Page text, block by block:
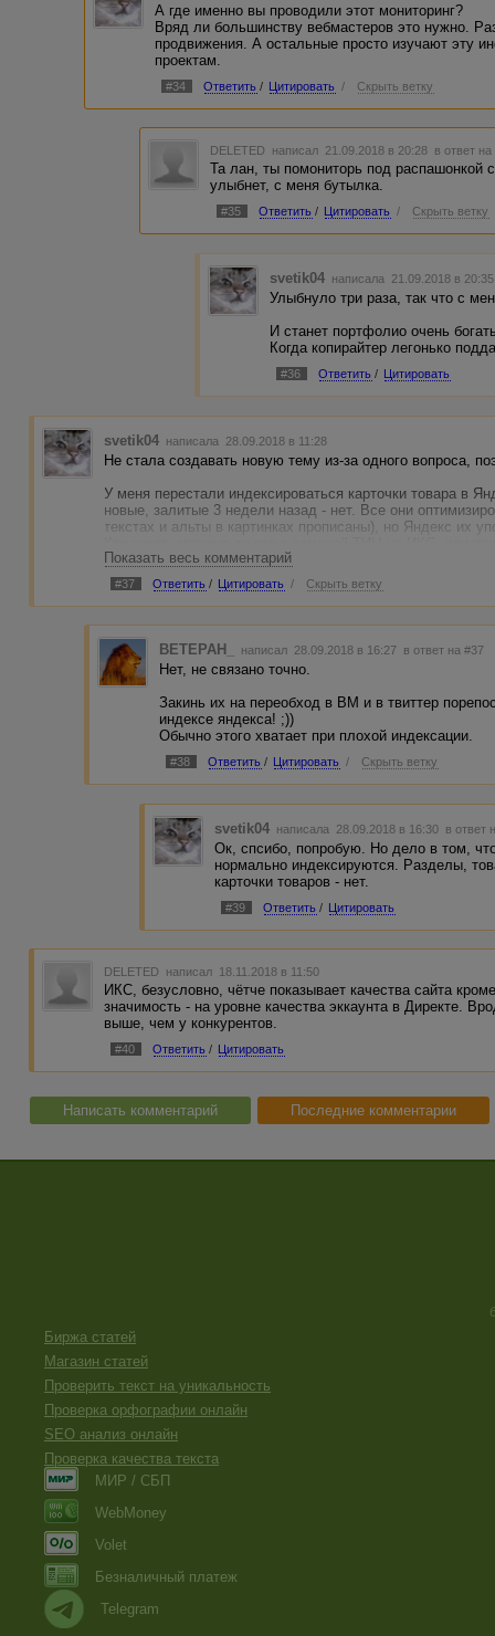
А где именно вы проводили этот мониторинг?
Вряд ли большинству вебмастеров это нужно.
продвижения. А остальные просто изучают эту
проектам.
#34 Ответить / Цитировать / Скрыть ветку
DELETED написал 21.09.2018 в 20:28 в ответ
Та лан, ты помониторь под распашонкой
улыбнет, с меня бутылка.
#35 Ответить / Цитировать / Скрыть ветку
svetik04 написала 21.09.2018 в
Улыбнуло три раза, так что с
И станет портфолио очень
Когда копирайтер легонько
#36 Ответить / Цитировать
svetik04 написала 28.09.2018 в 11:28
Не стала создавать новую тему из-за одного вопроса,
У меня перестали индексироваться карточки товара в
новые, залитые 3 недели назад - нет. Все они
текстах и альты в картинках прописаны), но Яндекс их
Показать весь комментарий
#37 Ответить / Цитировать / Скрыть ветку
BETEPAH_ написал 28.09.2018 в 16:27 в ответ на #37
Нет, не связано точно.
Закинь их на переобход в ВМ и в твиттер
индексе яндекса! ;))
Обычно этого хватает при плохой индексации.
#38 Ответить / Цитировать / Скрыть ветку
svetik04 написала 28.09.2018 в 16:30 в ответ
Ок, спсибо, попробую. Но дело в том,
нормально индексируются. Разделы,
карточки товаров - нет.
#39 Ответить / Цитировать
DELETED написал 18.11.2018 в 11:50
ИКС, безусловно, чётче показывает качества сайта
значимость - на уровне качества эккаунта в Директе.
выше, чем у конкурентов.
#40 Ответить / Цитировать
Написать комментарий Последние комментарии
Биржа статей
Магазин статей
Проверить текст на уникальность
Проверка орфографии онлайн
SEO анализ онлайн
Проверка качества текста
МИР / СБП
WebMoney
Volet
Безналичный платеж
Telegram